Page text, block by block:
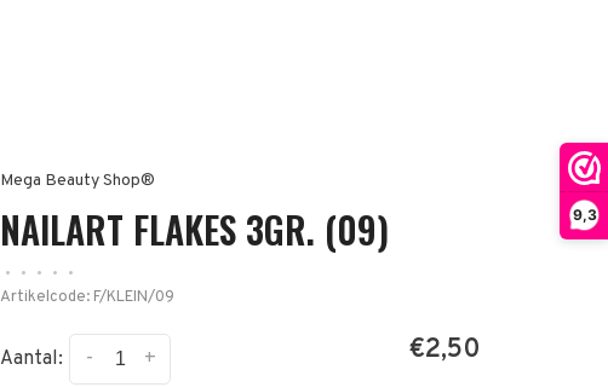
9,3
Mega Beauty Shop®
NAILART FLAKES 3GR. (09)
• • • •
•
Artikelcode: F/KLEIN/09
Aantal: +
- €2,50